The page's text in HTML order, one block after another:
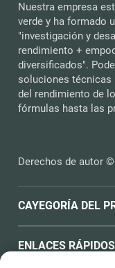
Nuestra empresa
verde y ha formado
"investigación y
rendimiento +
diversificados".
soluciones técnicas
del rendimiento de
fórmulas hasta las
Derechos de autor
CAYEGORÍA DEL
ENLACES RÁPIDOS